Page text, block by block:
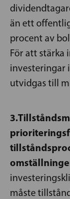
än ett
procent av
För att stärka
investeringar
utvidgas till
måste